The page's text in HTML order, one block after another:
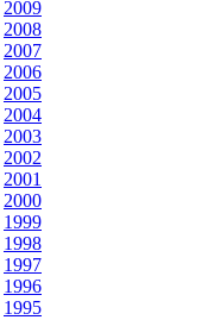
2009
2008
2007
2006
2005
2004
2003
2002
2001
2000
1999
1998
1997
1996
1995